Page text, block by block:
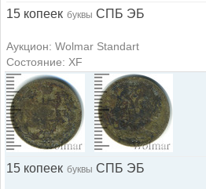
15 копеек буквы СПБ ЭБ
Аукцион: Wolmar Standart
Состояние: XF
15 копеек буквы СПБ ЭБ